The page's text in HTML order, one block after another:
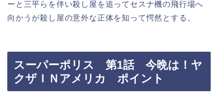
ーと三平らを伴い殺し屋を追ってセスナ機の飛行場へ
向かうが殺し屋の意外な正体を知って愕然とする。
スーパーポリス 第1話 今晩は！ヤ
クザＩＮアメリカ ポイント